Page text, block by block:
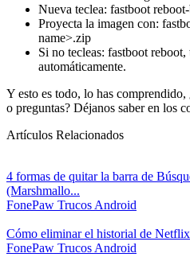
Nueva teclea: fastboot
Proyecta la imagen con:
name>.zip
Si no tecleas: fastboot
automáticamente.
Y esto es todo, lo has comprendido,
o preguntas? Déjanos saber en los
Artículos Relacionados
4 formas de quitar la barra de
(Marshmallo...
FonePaw Trucos Android
Cómo eliminar el historial de
FonePaw Trucos Android